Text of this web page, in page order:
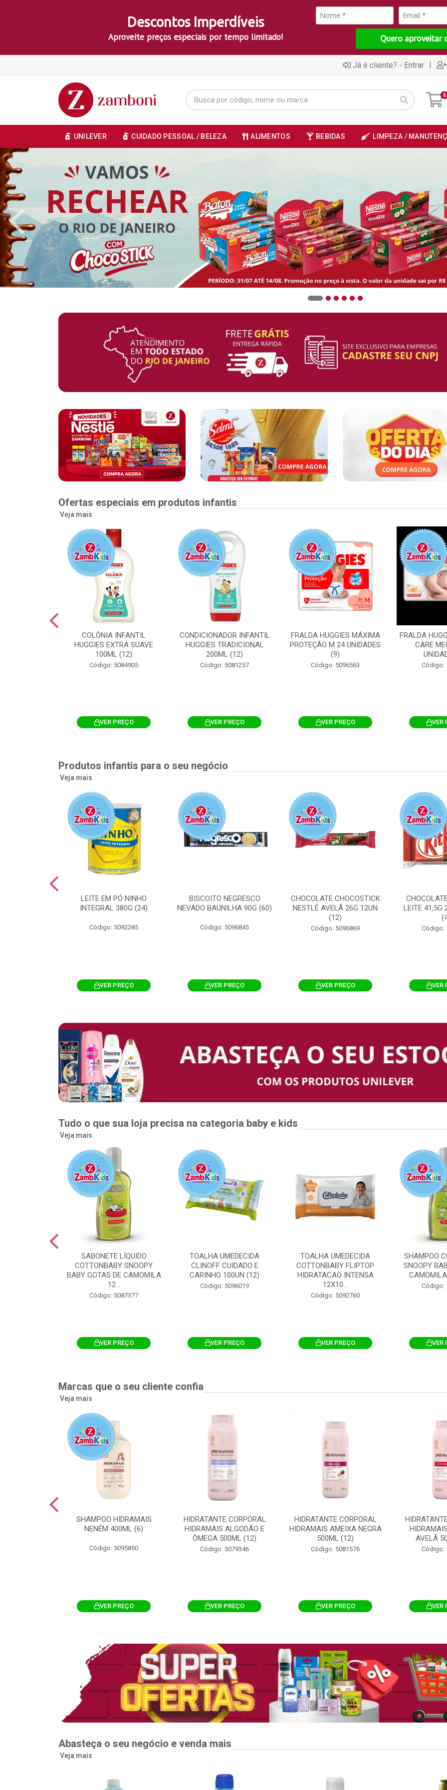
Descontos Imperdíveis
Aproveite preços especiais por tempo limitado! Quero aproveitar
Já é cliente? - Entrar |
0
UNILEVER CUIDADO PESSOAL / BELEZA ALIMENTOS BEBIDAS LIMPEZA /
Ofertas especiais em produtos infantis
Veja mais
COLÔNIA INFANTIL
HUGGIES EXTRA SUAVE
100ML (12)
Código: 5084905
VER PREÇO
CONDICIONADOR INFANTIL
HUGGIES TRADICIONAL
200ML (12)
Código: 5081257
VER PREÇO
FRALDA HUGGIES MÁXIMA
PROTEÇÃO M 24 UNIDADES
(9)
Código: 5096563
VER PREÇO
FRALDA
CARE
Código:
VER
Produtos infantis para o seu negócio
Veja mais
LEITE EM PÓ NINHO
INTEGRAL 380G (24)
Código: 5092285
VER PREÇO
BISCOITO NEGRESCO
NEVADO BAUNILHA 90G (60)
Código: 5096845
VER PREÇO
CHOCOLATE CHOCOSTICK
NESTLÉ AVELÃ 26G 12UN
(12)
Código: 5096869
VER PREÇO
LEITE 41,5G
Código:
VER
Tudo o que sua loja precisa na categoria baby e kids
Veja mais
SABONETE LÍQUIDO
COTTONBABY SNOOPY
BABY GOTAS DE CAMOMILA
12...
Código: 5087377
VER PREÇO
TOALHA UMEDECIDA
CLINOFF CUIDADO E
CARINHO 100UN (12)
Código: 5096019
VER PREÇO
TOALHA UMEDECIDA
COTTONBABY FLIPTOP
HIDRATACAO INTENSA
12X10...
Código: 5092760
VER PREÇO
SHAMPOO
SNOOPY
Código:
VER
Marcas que o seu cliente confia
Veja mais
SHAMPOO HIDRAMAIS
NENÉM 400ML (6)
Código: 5095850
VER PREÇO
HIDRATANTE CORPORAL
HIDRAMAIS ALGODÃO E
ÔMEGA 500ML (12)
Código: 5079346
VER PREÇO
HIDRATANTE CORPORAL
HIDRAMAIS AMEIXA NEGRA
500ML (12)
Código: 5081576
VER PREÇO
AVELÃ
Código:
VER
Abasteça o seu negócio e venda mais
Veja mais